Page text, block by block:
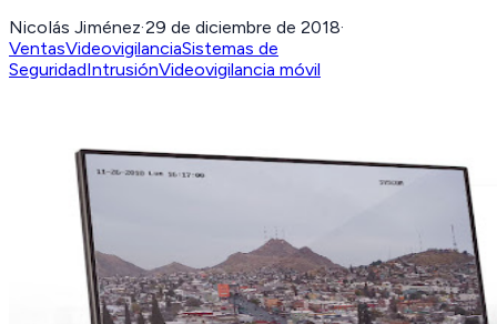
Nicolás Jiménez·29 de diciembre de 2018·
VentasVideovigilanciaSistemas de
SeguridadIntrusiónVideovigilancia móvil